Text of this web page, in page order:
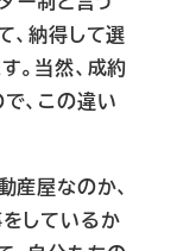
、納得して選
。当然、成約
、この違い
産屋なのか、
しているか